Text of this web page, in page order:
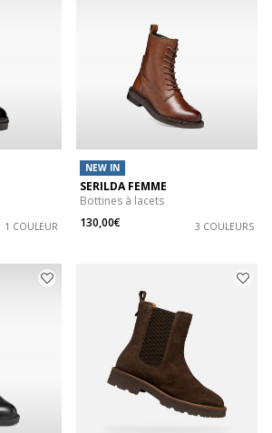
1 COULEUR
NEW IN
SERILDA FEMME
Bottines à lacets
130,00€
3 COULEURS